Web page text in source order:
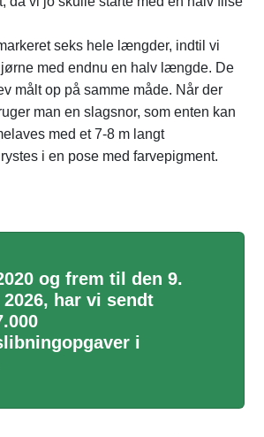
seks hele længder, indtil vi
med endnu en halv længde. De
målt op på samme måde. Når der
man en slagsnor, som enten kan
med et 7-8 m langt
i en pose med farvepigment.
og frem til den 9.
har vi sendt
i